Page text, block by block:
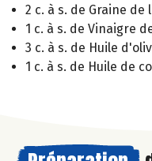
2 c. à s. de Graine de
1 c. à s. de Vinaigre
3 c. à s. de Huile
1 c. à s. de Huile de